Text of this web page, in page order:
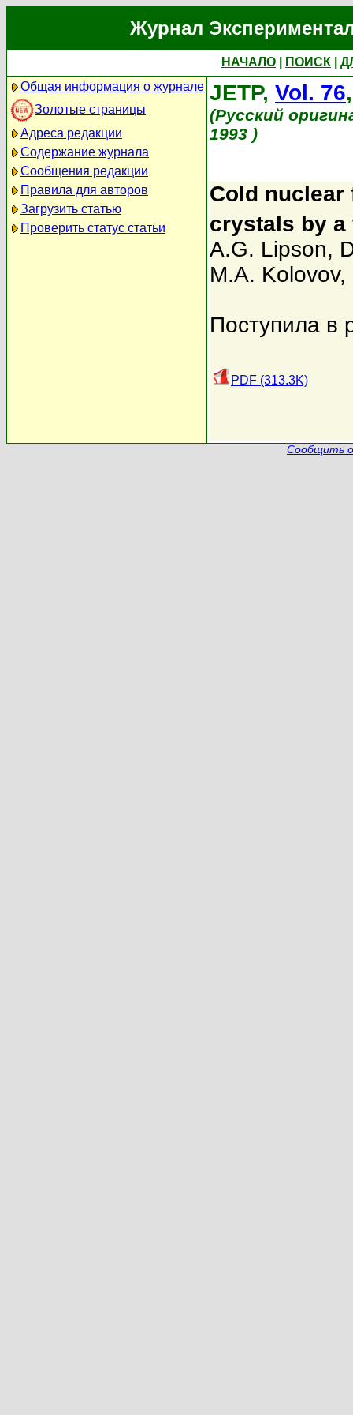
Журнал
НАЧАЛО ПОИСК
Общая информация о журнале
Золотые страницы
Адреса редакции
Содержание журнала
Сообщения редакции
Правила для авторов
Загрузить статью
Проверить статус статьи
JETP, Vol. 76
(Русский
1993 )
Cold nuclear
crystals by
A.G. Lipson,
M.A. Kolovov,
Поступила в
PDF (313.3K)
Сообщить о